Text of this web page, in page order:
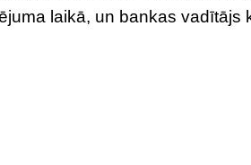
laikā, un bankas vadītājs